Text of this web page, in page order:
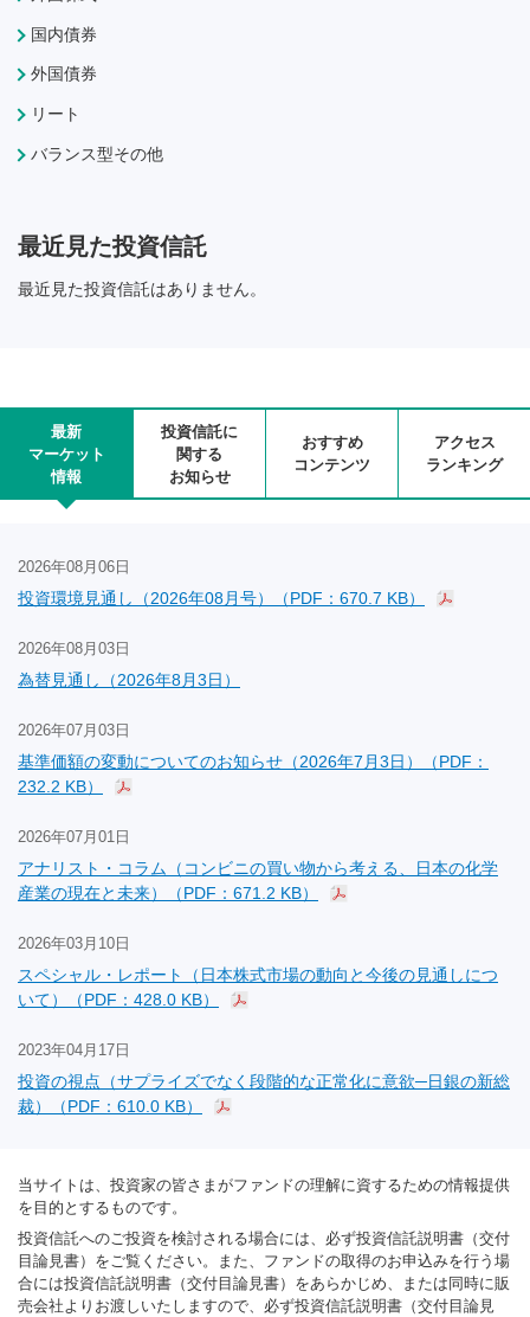
国内債券
外国債券
リート
バランス型その他
最近見た投資信託
最近見た投資信託はありません。
最新
マーケット
情報
投資信託に
関する
お知らせ
おすすめ
コンテンツ
アクセス
ランキング
2026年08月06日
投資環境見通し（2026年08月号）（PDF：670.7 KB）
2026年08月03日
為替見通し（2026年8月3日）
2026年07月03日
基準価額の変動についてのお知らせ（2026年7月3日）（PDF：
232.2 KB）
2026年07月01日
アナリスト・コラム（コンビニの買い物から考える、日本の化学
産業の現在と未来）（PDF：671.2 KB）
2026年03月10日
スペシャル・レポート（日本株式市場の動向と今後の見通しにつ
いて）（PDF：428.0 KB）
2023年04月17日
投資の視点（サプライズでなく段階的な正常化に意欲─日銀の新総
裁）（PDF：610.0 KB）
当サイトは、投資家の皆さまがファンドの理解に資するための情報提供
を目的とするものです。
投資信託へのご投資を検討される場合には、必ず投資信託説明書（交付
目論見書）をご覧ください。また、ファンドの取得のお申込みを行う場
合には投資信託説明書（交付目論見書）をあらかじめ、または同時に販
売会社よりお渡しいたしますので、必ず投資信託説明書（交付目論見